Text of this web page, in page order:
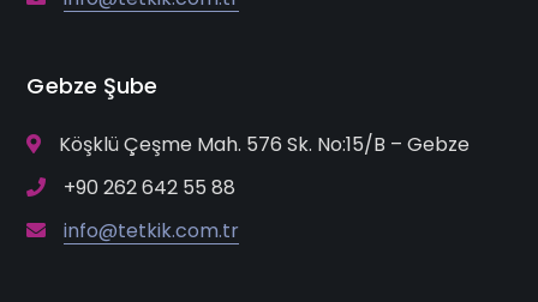
Gebze Şube
Köşklü Çeşme Mah. 576 Sk. No:15/B – Gebze
+90 262 642 55 88
info@tetkik.com.tr